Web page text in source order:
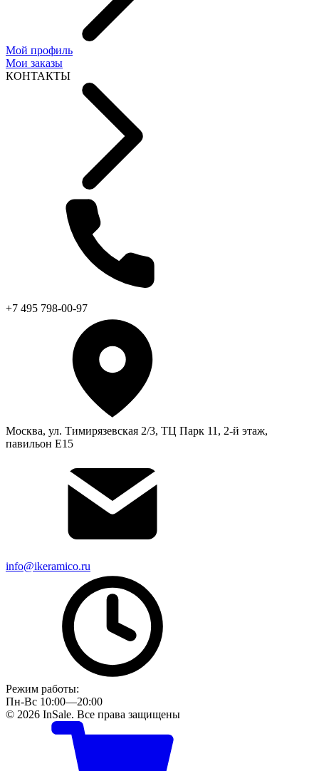
Мой профиль
Мои заказы
КОНТАКТЫ
+7 495 798-00-97
Москва, ул. Тимирязевская 2/3, ТЦ Парк 11, 2-й этаж,
павильон Е15
info@ikeramico.ru
Режим работы:
Пн-Вс 10:00—20:00
© 2026 InSale. Все права защищены